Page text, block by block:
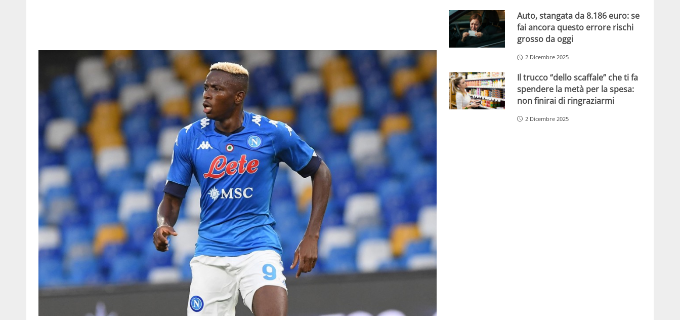
Auto, stangata da 8.186 euro: se
fai ancora questo errore rischi
grosso da oggi
2 Dicembre 2025
Il trucco “dello scaffale” che ti fa
spendere la metà per la spesa:
non finirai di ringraziarmi
2 Dicembre 2025